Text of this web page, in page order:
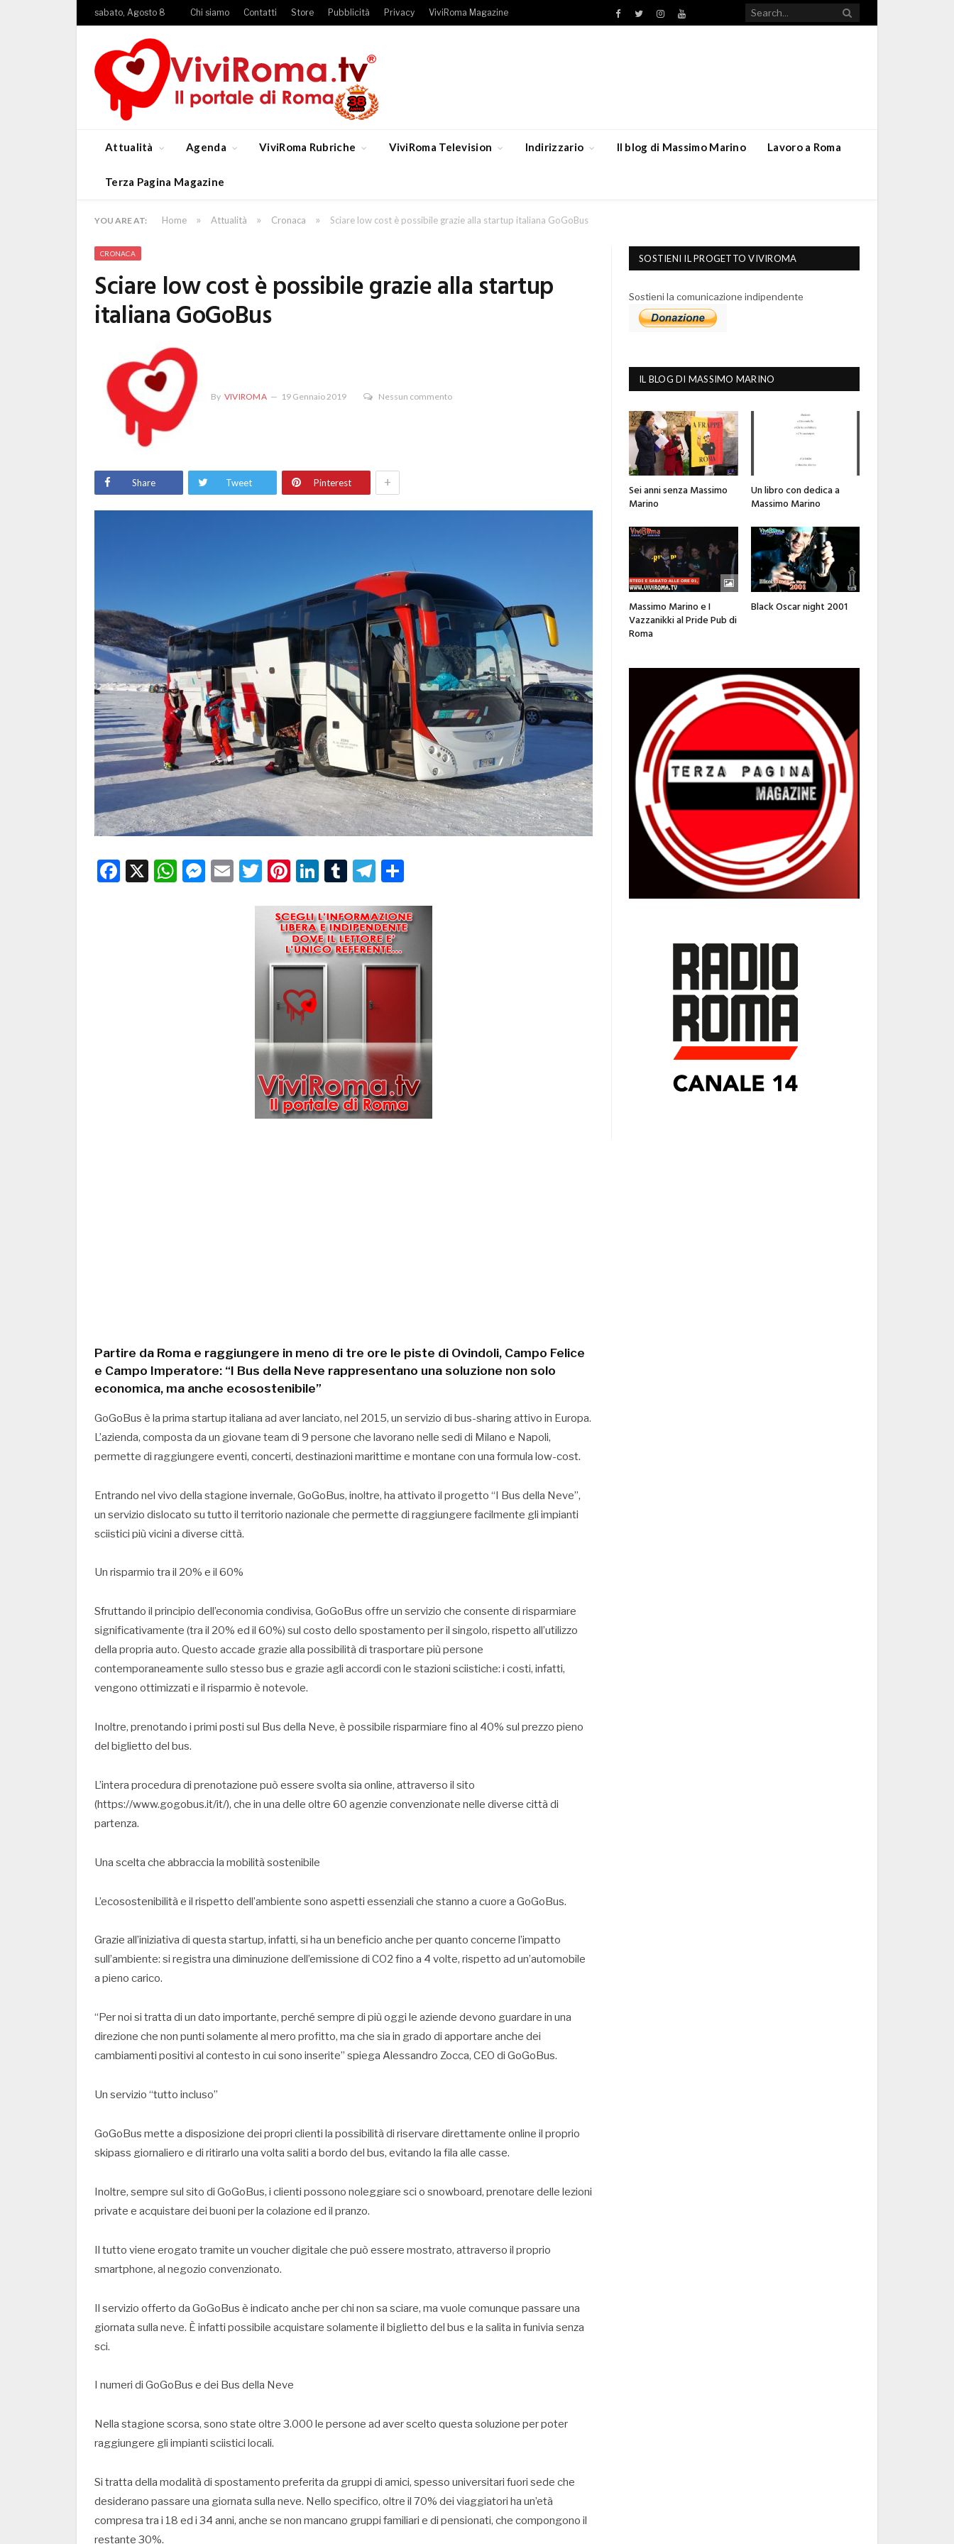
sabato, Agosto 8 Chi siamo Contatti Store Pubblicità Privacy ViviRoma Magazine Facebook
TwitterInstagramYouTube
Attualità Agenda ViviRoma Rubriche ViviRoma Television Indirizzario Il blog di Massimo Marino Lavoro a Roma
Terza Pagina Magazine
YOU ARE AT: Home » Attualità » Cronaca » Sciare low cost è possibile grazie alla startup italiana GoGoBus
CRONACA
Sciare low cost è possibile grazie alla startup
italiana GoGoBus
By VIVIROMA 19 Gennaio 2019 Nessun commento
Share Tweet Pinterest +
Facebook
X WhatsApp
Messenger
EmailTwitter
Pinterest
LinkedIn
TumblrTelegram
Partire da Roma e raggiungere in meno di tre ore le piste di Ovindoli, Campo Felice
e Campo Imperatore: “I Bus della Neve rappresentano una soluzione non solo
economica, ma anche ecosostenibile”
GoGoBus è la prima startup italiana ad aver lanciato, nel 2015, un servizio di bus-sharing attivo in Europa.
L’azienda, composta da un giovane team di 9 persone che lavorano nelle sedi di Milano e Napoli,
permette di raggiungere eventi, concerti, destinazioni marittime e montane con una formula low-cost.
Entrando nel vivo della stagione invernale, GoGoBus, inoltre, ha attivato il progetto “I Bus della Neve”,
un servizio dislocato su tutto il territorio nazionale che permette di raggiungere facilmente gli impianti
sciistici più vicini a diverse città.
Un risparmio tra il 20% e il 60%
Sfruttando il principio dell’economia condivisa, GoGoBus offre un servizio che consente di risparmiare
significativamente (tra il 20% ed il 60%) sul costo dello spostamento per il singolo, rispetto all’utilizzo
della propria auto. Questo accade grazie alla possibilità di trasportare più persone
contemporaneamente sullo stesso bus e grazie agli accordi con le stazioni sciistiche: i costi, infatti,
vengono ottimizzati e il risparmio è notevole.
Inoltre, prenotando i primi posti sul Bus della Neve, è possibile risparmiare fino al 40% sul prezzo pieno
del biglietto del bus.
L’intera procedura di prenotazione può essere svolta sia online, attraverso il sito
(https://www.gogobus.it/it/), che in una delle oltre 60 agenzie convenzionate nelle diverse città di
partenza.
Una scelta che abbraccia la mobilità sostenibile
L’ecosostenibilità e il rispetto dell’ambiente sono aspetti essenziali che stanno a cuore a GoGoBus.
Grazie all’iniziativa di questa startup, infatti, si ha un beneficio anche per quanto concerne l’impatto
sull’ambiente: si registra una diminuzione dell’emissione di CO2 fino a 4 volte, rispetto ad un’automobile
a pieno carico.
“Per noi si tratta di un dato importante, perché sempre di più oggi le aziende devono guardare in una
direzione che non punti solamente al mero profitto, ma che sia in grado di apportare anche dei
cambiamenti positivi al contesto in cui sono inserite” spiega Alessandro Zocca, CEO di GoGoBus.
Un servizio “tutto incluso”
GoGoBus mette a disposizione dei propri clienti la possibilità di riservare direttamente online il proprio
skipass giornaliero e di ritirarlo una volta saliti a bordo del bus, evitando la fila alle casse.
Inoltre, sempre sul sito di GoGoBus, i clienti possono noleggiare sci o snowboard, prenotare delle lezioni
private e acquistare dei buoni per la colazione ed il pranzo.
Il tutto viene erogato tramite un voucher digitale che può essere mostrato, attraverso il proprio
smartphone, al negozio convenzionato.
Il servizio offerto da GoGoBus è indicato anche per chi non sa sciare, ma vuole comunque passare una
giornata sulla neve. È infatti possibile acquistare solamente il biglietto del bus e la salita in funivia senza
sci.
I numeri di GoGoBus e dei Bus della Neve
Nella stagione scorsa, sono state oltre 3.000 le persone ad aver scelto questa soluzione per poter
raggiungere gli impianti sciistici locali.
Si tratta della modalità di spostamento preferita da gruppi di amici, spesso universitari fuori sede che
desiderano passare una giornata sulla neve. Nello specifico, oltre il 70% dei viaggiatori ha un’età
compresa tra i 18 ed i 34 anni, anche se non mancano gruppi familiari e di pensionati, che compongono il
restante 30%.
SOSTIENI IL PROGETTO VIVIROMA
Sostieni la comunicazione indipendente
IL BLOG DI MASSIMO MARINO
Sei anni senza Massimo
Marino
Un libro con dedica a
Massimo Marino
Massimo Marino e I
Vazzanikki al Pride Pub di
Roma
Black Oscar night 2001